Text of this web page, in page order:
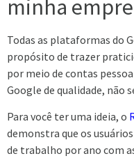
minha
Todas as plataformas do
propósito de trazer
por meio de contas
Google de qualidade, não
Para você ter uma ideia, o
demonstra que os
de trabalho por ano com